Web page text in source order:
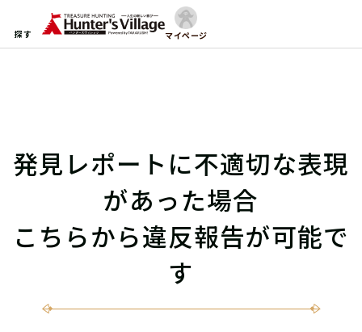
探す マイページ
発見レポートに不適切な表現
があった場合
こちらから違反報告が可能で
す